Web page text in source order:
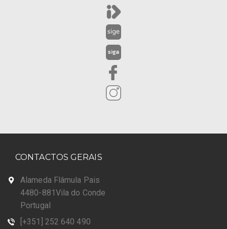
CONTACTOS GERAIS
Alameda Flâmula Pais
4480-881Vila do Conde
Portugal
[+351] 252 640 490